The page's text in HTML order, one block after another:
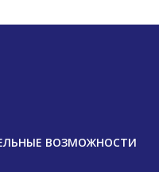
ВОЗМОЖНОСТИ